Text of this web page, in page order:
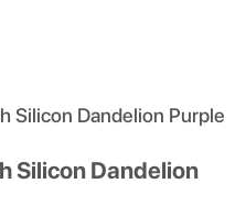
Silicon Dandelion Purple
Silicon Dandelion